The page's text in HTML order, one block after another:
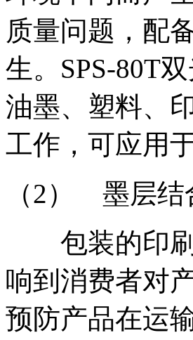
质量问题，配
生。SPS-80T
油墨、塑料、
工作，可应用
（2） 墨层结
包装的印刷
响到消费者对
预防产品在运